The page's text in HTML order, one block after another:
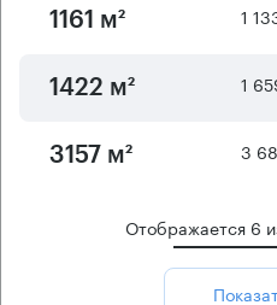
1161 м² 1
1422 м² 1
3157 м² 3
Отображается 6